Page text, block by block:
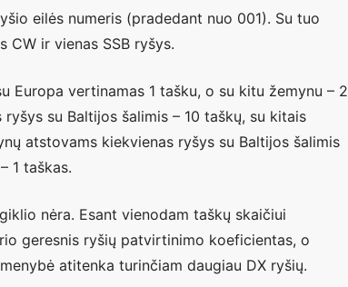
eilės numeris (pradedant nuo 001). Su tuo
CW ir vienas SSB ryšys.
Europa vertinamas 1 tašku, o su kitu žemynu – 2
su Baltijos šalimis – 10 taškų, su kitais
atstovams kiekvienas ryšys su Baltijos šalimis
1 taškas.
nėra. Esant vienodam taškų skaičiui
geresnis ryšių patvirtinimo koeficientas, o
atitenka turinčiam daugiau DX ryšių.